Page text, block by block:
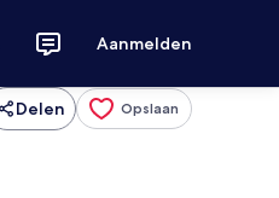
Aanmelden
Delen Opslaan